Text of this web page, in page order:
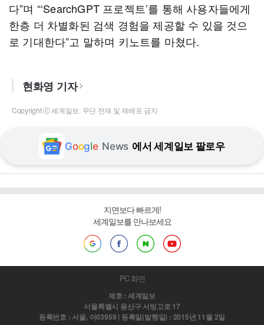
다”며 “‘SearchGPT 프로젝트’를 통해 사용자들에게
한층 더 차별화된 검색 경험을 제공할 수 있을 것으
로 기대한다”고 말하며 키노트를 마쳤다.
현화영 기자
Copyright ⓒ 세계일보. 무단 전재 및 재배포 금지
Google News 에서 세계일보 팔로우
지면보다 빠르게!
세계일보를 만나보세요
PC 화면
제호 : 세계일보
서울특별시 용산구 서빙고로 17
등록번호 : 서울, 아03959 | 등록일(발행일) : 2015년 11월 2일